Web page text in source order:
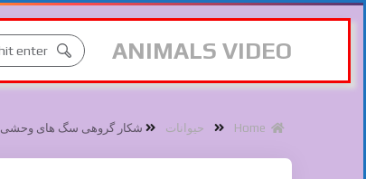
ANIMALS VIDEO
حیوانات شکار گروهی سگ های وحشی